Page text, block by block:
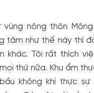
vùng nông thôn
tâm như thế này thì
khác. Tôi rất thích
thứ nữa. Khu ẩm
không khí thực